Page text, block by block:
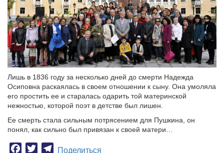
Лишь в 1836 году за несколько дней до смерти Надежда
Осиповна раскаялась в своем отношении к сыну. Она умоляла
его простить ее и старалась одарить той материнской
нежностью, которой поэт в детстве был лишен.
Ее смерть стала сильным потрясением для Пушкина, он
понял, как сильно был привязан к своей матери…
Facebook
TwitterTelegram
Поделиться